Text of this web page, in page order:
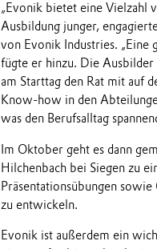
„Evonik bietet eine Vielzahl
Ausbildung junger,
von Evonik Industries. „Eine
fügte er hinzu. Die Ausbilder
am Starttag den Rat mit auf
Know-how in den
was den Berufsalltag
Im Oktober geht es dann
Hilchenbach bei Siegen zu
Präsentationsübungen
zu entwickeln.
Evonik ist außerdem ein